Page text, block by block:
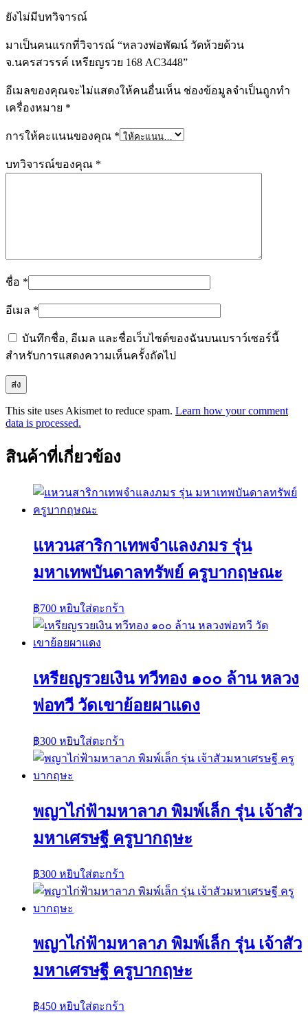
ยังไม่มีบทวิจารณ์
มาเป็นคนแรกที่วิจารณ์ “หลวงพ่อพัฒน์ วัดห้วยด้วน
จ.นครสวรรค์ เหรียญรวย 168 AC3448”
อีเมลของคุณจะไม่แสดงให้คนอื่นเห็น ช่องข้อมูลจำเป็นถูกทำ
เครื่องหมาย *
การให้คะแนนของคุณ *
บทวิจารณ์ของคุณ *
ชื่อ *
อีเมล *
บันทึกชื่อ, อีเมล และชื่อเว็บไซต์ของฉันบนเบราว์เซอร์นี้
สำหรับการแสดงความเห็นครั้งถัดไป
This site uses Akismet to reduce spam. Learn how your comment
data is processed.
สินค้าที่เกี่ยวข้อง
แหวนสาริกาเทพจำแลงภมร รุ่น
มหาเทพบันดาลทรัพย์ ครูบากฤษณะ
฿700 หยิบใส่ตะกร้า
เหรียญรวยเงิน ทวีทอง ๑๐๐ ล้าน หลวง
พ่อทวี วัดเขาย้อยผาแดง
฿300 หยิบใส่ตะกร้า
พญาไก่ฟ้ามหาลาภ พิมพ์เล็ก รุ่น เจ้าสัว
มหาเศรษฐี ครูบากฤษะ
฿300 หยิบใส่ตะกร้า
พญาไก่ฟ้ามหาลาภ พิมพ์เล็ก รุ่น เจ้าสัว
มหาเศรษฐี ครูบากฤษะ
฿450 หยิบใส่ตะกร้า